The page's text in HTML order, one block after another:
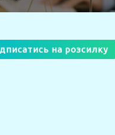
на розсилку